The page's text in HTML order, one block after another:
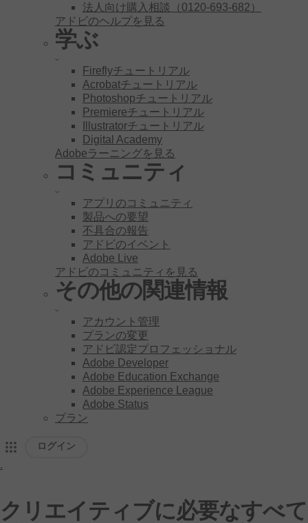
法人向け購入相談（0120-693-682）
アドビのヘルプを見る
学ぶ
Fireflyチュートリアル
Acrobatチュートリアル
Photoshopチュートリアル
Premiereチュートリアル
Illustratorチュートリアル
Digital Academy
Adobeラーニングを見る
コミュニティ
アプリのコミュニティ
製品への要望
不具合の報告
アドビのイベント
Adobe Live
アドビのコミュニティを見る
その他の関連情報
アカウント管理
プランの変更
アドビ認定プロフェッショナル
Adobe Developer
Adobe Education Exchange
Adobe Experience League
Adobe Status
プラン
ログイン
.
ド
クリエイティブに必要なすべ